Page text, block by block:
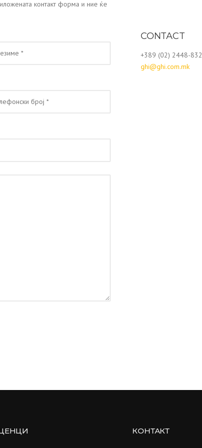
контакт форма и ние ќе
CONTACT
+389 (02) 2448-832
ghi@ghi.com.mk
КОНТАКТ